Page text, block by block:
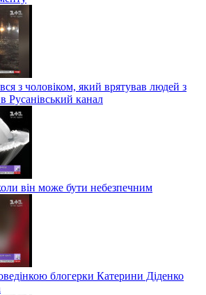
з чоловіком, який врятував людей з
Русанівський канал
він може бути небезпечним
блогерки Катерини Діденко